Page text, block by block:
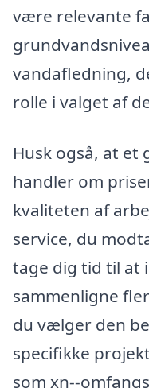
være relevante
vandafledning,
rolle i valget af
Husk også, at et
handler om
kvaliteten af
service, du
tage dig tid til at
sammenligne
du vælger den
specifikke
som xn--